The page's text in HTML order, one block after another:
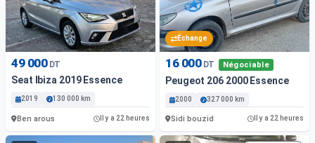
49 000 DT
Seat Ibiza 2019 Essence
2019 130 000 km
Ben arous Il y a 22 heures
Échange
16 000 DT Négociable
Peugeot 206 2000 Essence
2000 327 000 km
Sidi bouzid Il y a 22 heures